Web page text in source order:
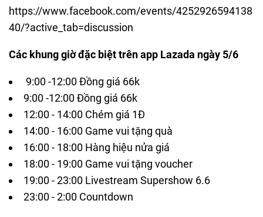
https://www.facebook.com/events/4252926594138
40/?active_tab=discussion
Các khung giờ đặc biệt trên app Lazada ngày 5/6
9:00 -12:00 Đồng giá 66k
9:00 -12:00 Đồng giá 66k
12:00 - 14:00 Chém giá 1Đ
14:00 - 16:00 Game vui tặng quà
16:00 - 18:00 Hàng hiệu nửa giá
18:00 - 19:00 Game vui tặng voucher
19:00 - 23:00 Livestream Supershow 6.6
23:00 - 2:00 Countdown